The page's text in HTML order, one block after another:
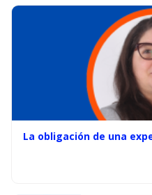
La obligación de una